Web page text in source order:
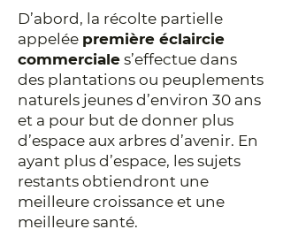
D’abord, la récolte partielle
appelée première éclaircie
commerciale s’effectue dans
des plantations ou peuplements
naturels jeunes d’environ 30 ans
et a pour but de donner plus
d’espace aux arbres d’avenir. En
ayant plus d’espace, les sujets
restants obtiendront une
meilleure croissance et une
meilleure santé.